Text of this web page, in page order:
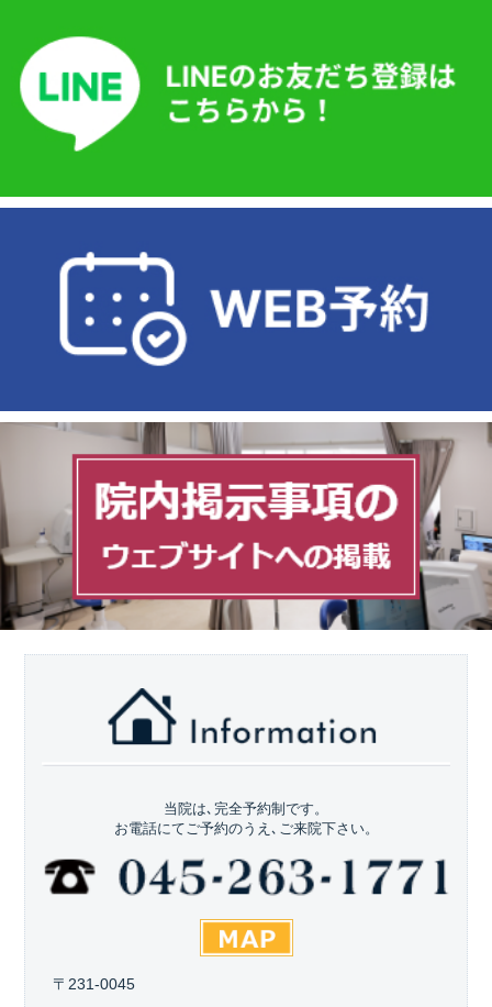
当院は､完全予約制です。
お電話にてご予約のうえ､ご来院下さい。
〒231-0045